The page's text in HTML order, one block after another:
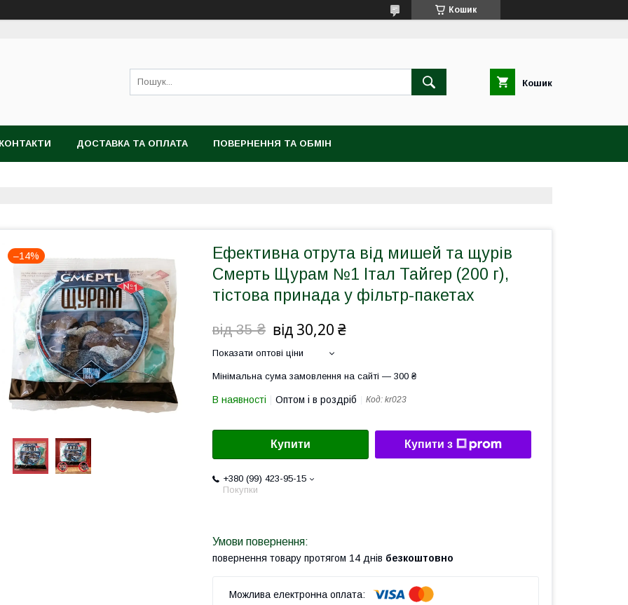
Кошик
Кошик
КОНТАКТИ ДОСТАВКА ТА ОПЛАТА ПОВЕРНЕННЯ ТА ОБМІН
–14%
Ефективна отрута від мишей та щурів
Смерть Щурам №1 Італ Тайгер (200 г),
тістова принада у фільтр-пакетах
від 35 ₴ від 30,20 ₴
Показати оптові ціни
Мінімальна сума замовлення на сайті — 300 ₴
В наявності Оптом і в роздріб Код: kr023
Купити Купити з
+380 (99) 423-95-15
Покупки
повернення товару протягом 14 днів безкоштовно